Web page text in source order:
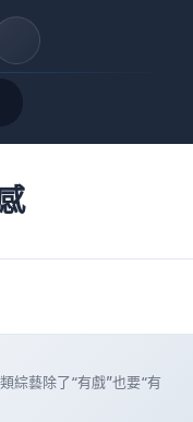
綜藝除了“有戲”也要“有